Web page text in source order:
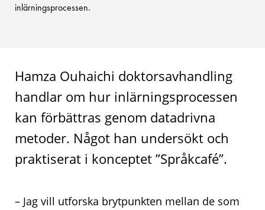
inlärningsprocessen.
Hamza Ouhaichi doktorsavhandling
handlar om hur inlärningsprocessen
kan förbättras genom datadrivna
metoder. Något han undersökt och
praktiserat i konceptet ”Språkcafé”.
– Jag vill utforska brytpunkten mellan de som